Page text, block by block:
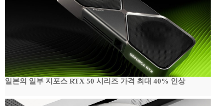
일본의 일부 지포스 RTX 50 시리즈 가격 최대 40% 인상